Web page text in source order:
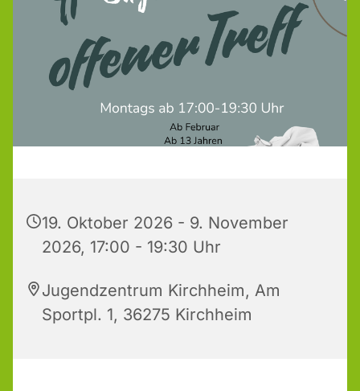
19. Oktober 2026 - 9. November
2026, 17:00 - 19:30 Uhr
Jugendzentrum Kirchheim, Am
Sportpl. 1, 36275 Kirchheim